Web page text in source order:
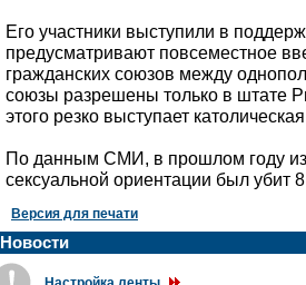
Его участники выступили в
предусматривают повсеместное
гражданских союзов между
союзы разрешены только в штате
этого резко выступает
По данным СМИ, в прошлом году
сексуальной ориентации был убит
Версия для печати
Новости